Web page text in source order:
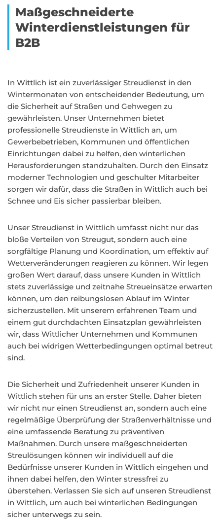
Maßgeschneiderte
Winterdienstleistungen für
B2B
In Wittlich ist ein zuverlässiger Streudienst in den
Wintermonaten von entscheidender Bedeutung, um
die Sicherheit auf Straßen und Gehwegen zu
gewährleisten. Unser Unternehmen bietet
professionelle Streudienste in Wittlich an, um
Gewerbebetrieben, Kommunen und öffentlichen
Einrichtungen dabei zu helfen, den winterlichen
Herausforderungen standzuhalten. Durch den Einsatz
moderner Technologien und geschulter Mitarbeiter
sorgen wir dafür, dass die Straßen in Wittlich auch bei
Schnee und Eis sicher passierbar bleiben.
Unser Streudienst in Wittlich umfasst nicht nur das
bloße Verteilen von Streugut, sondern auch eine
sorgfältige Planung und Koordination, um effektiv auf
Wetterveränderungen reagieren zu können. Wir legen
großen Wert darauf, dass unsere Kunden in Wittlich
stets zuverlässige und zeitnahe Streueinsätze erwarten
können, um den reibungslosen Ablauf im Winter
sicherzustellen. Mit unserem erfahrenen Team und
einem gut durchdachten Einsatzplan gewährleisten
wir, dass Wittlicher Unternehmen und Kommunen
auch bei widrigen Wetterbedingungen optimal betreut
sind.
Die Sicherheit und Zufriedenheit unserer Kunden in
Wittlich stehen für uns an erster Stelle. Daher bieten
wir nicht nur einen Streudienst an, sondern auch eine
regelmäßige Überprüfung der Straßenverhältnisse und
eine umfassende Beratung zu präventiven
Maßnahmen. Durch unsere maßgeschneiderten
Streulösungen können wir individuell auf die
Bedürfnisse unserer Kunden in Wittlich eingehen und
ihnen dabei helfen, den Winter stressfrei zu
überstehen. Verlassen Sie sich auf unseren Streudienst
in Wittlich, um auch bei winterlichen Bedingungen
sicher unterwegs zu sein.